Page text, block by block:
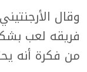
وقال
فريقه لعب
من فكرة أنه